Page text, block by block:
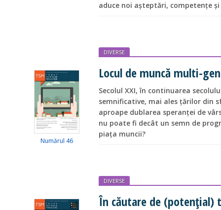
aduce noi așteptări, competențe și
Numărul 46
DIVERSE
Locul de muncă multi-
Secolul XXI, în continuarea
semnificative, mai ales țărilor din
aproape dublarea speranței de
nu poate fi decât un semn de
piața muncii?
DIVERSE
În căutare de (potențial)